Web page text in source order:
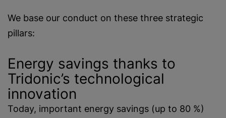
We base our conduct on these three strategic
pillars:
Energy savings thanks to
Tridonic’s technological
innovation
Today, important energy savings (up to 80 %)